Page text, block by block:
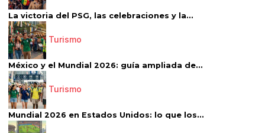
La victoria del PSG, las celebraciones y la...
Turismo
México y el Mundial 2026: guía ampliada de...
Turismo
Mundial 2026 en Estados Unidos: lo que los...